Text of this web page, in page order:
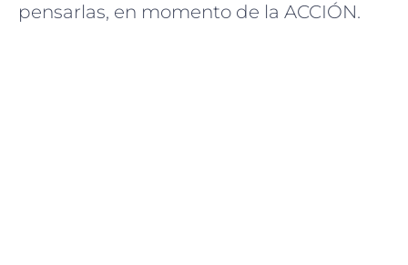
pensarlas, en momento de la ACCIÓN.